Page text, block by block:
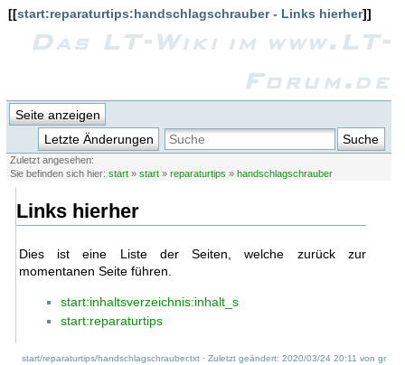
[[start:reparaturtips:handschlagschrauber - Links hierher]]
Das LT-Wiki im www.LT-
Forum.de
Seite anzeigen
Letzte Änderungen
Suche
Zuletzt angesehen:
Sie befinden sich hier:start »start »reparaturtips »handschlagschrauber
Links hierher
Dies ist eine Liste der Seiten, welche zurück zur
momentanen Seite führen.
start:inhaltsverzeichnis:inhalt_s
start:reparaturtips
start/reparaturtips/handschlagschrauber.txt · Zuletzt geändert: 2020/03/24 20:11 vongr